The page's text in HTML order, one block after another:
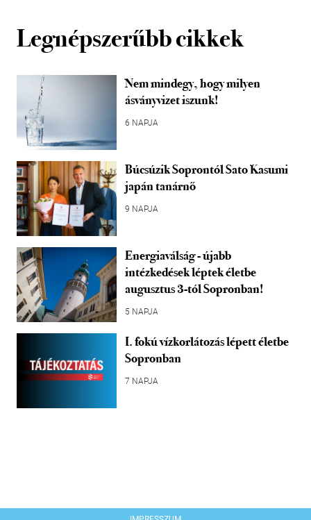
Legnépszerűbb cikkek
Nem mindegy, hogy milyen
ásványvizet iszunk!
6 NAPJA
Búcsúzik Soprontól Sato Kasumi
japán tanárnő
9 NAPJA
Energiaválság - újabb
intézkedések léptek életbe
augusztus 3-tól Sopronban!
5 NAPJA
I. fokú vízkorlátozás lépett életbe
Sopronban
7 NAPJA